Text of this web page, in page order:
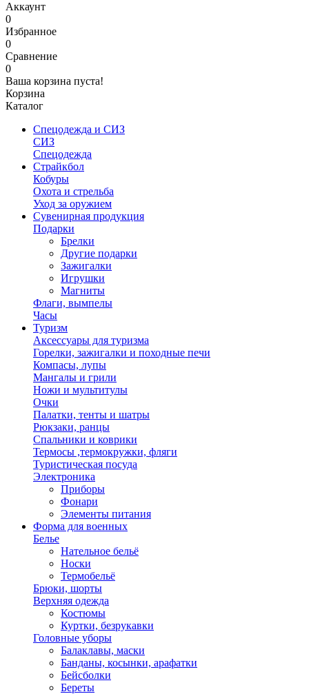
Аккаунт
0
Избранное
0
Сравнение
0
Ваша корзина пуста!
Корзина
Каталог
Спецодежда и СИЗ
СИЗ
Спецодежда
Страйкбол
Кобуры
Охота и стрельба
Уход за оружием
Сувенирная продукция
Подарки
Брелки
Другие подарки
Зажигалки
Игрушки
Магниты
Флаги, вымпелы
Часы
Туризм
Аксессуары для туризма
Горелки, зажигалки и походные печи
Компасы, лупы
Мангалы и грили
Ножи и мультитулы
Очки
Палатки, тенты и шатры
Рюкзаки, ранцы
Спальники и коврики
Термосы ,термокружки, фляги
Туристическая посуда
Электроника
Приборы
Фонари
Элементы питания
Форма для военных
Белье
Нательное бельё
Носки
Термобельё
Брюки, шорты
Верхняя одежда
Костюмы
Куртки, безрукавки
Головные уборы
Балаклавы, маски
Банданы, косынки, арафатки
Бейсболки
Береты